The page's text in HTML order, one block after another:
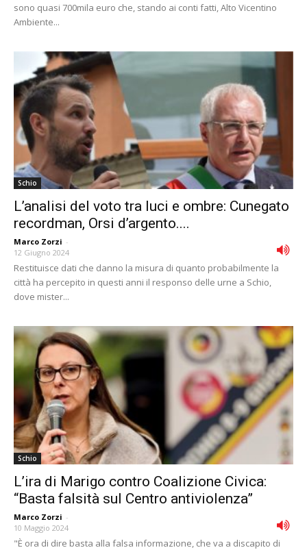
sono quasi 700mila euro che, stando ai conti fatti, Alto Vicentino
Ambiente...
Schio
L’analisi del voto tra luci e ombre: Cunegato
recordman, Orsi d’argento....
Marco Zorzi -
12 Giugno 2024
Restituisce dati che danno la misura di quanto probabilmente la
città ha percepito in questi anni il responso delle urne a Schio,
dove mister...
Schio
L’ira di Marigo contro Coalizione Civica:
“Basta falsità sul Centro antiviolenza”
Marco Zorzi -
10 Maggio 2024
"È ora di dire basta alla falsa informazione, che va a discapito di